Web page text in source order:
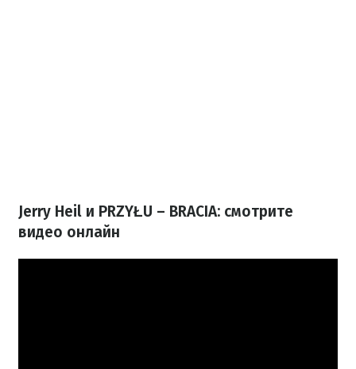
Jerry Heil и PRZYŁU – BRACIA: смотрите
видео онлайн